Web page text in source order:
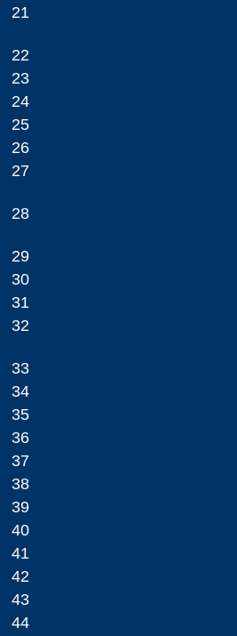
21
22
23
24
25
26
27
28
29
30
31
32
33
34
35
36
37
38
39
40
41
42
43
44